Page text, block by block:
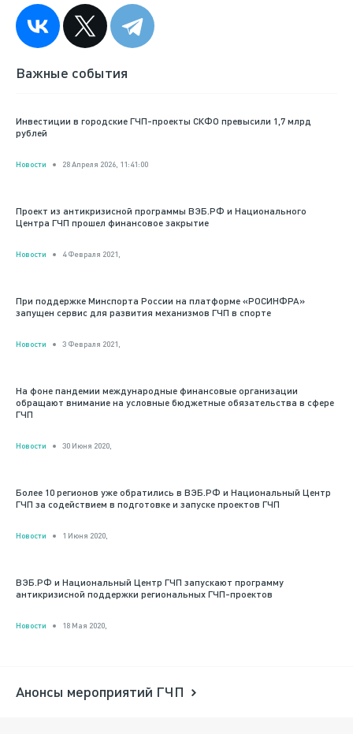
Важные события
Инвестиции в городские ГЧП-проекты СКФО превысили 1,7 млрд
рублей
Новости 28 Апреля 2026, 11:41:00
Проект из антикризисной программы ВЭБ.РФ и Национального
Центра ГЧП прошел финансовое закрытие
Новости 4 Февраля 2021,
При поддержке Минспорта России на платформе «РОСИНФРА»
запущен сервис для развития механизмов ГЧП в спорте
Новости 3 Февраля 2021,
На фоне пандемии международные финансовые организации
обращают внимание на условные бюджетные обязательства в сфере
ГЧП
Новости 30 Июня 2020,
Более 10 регионов уже обратились в ВЭБ.РФ и Национальный Центр
ГЧП за содействием в подготовке и запуске проектов ГЧП
Новости 1 Июня 2020,
ВЭБ.РФ и Национальный Центр ГЧП запускают программу
антикризисной поддержки региональных ГЧП-проектов
Новости 18 Мая 2020,
Анонсы мероприятий ГЧП